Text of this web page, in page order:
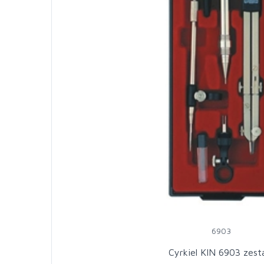
6903
Cyrkiel KIN 6903